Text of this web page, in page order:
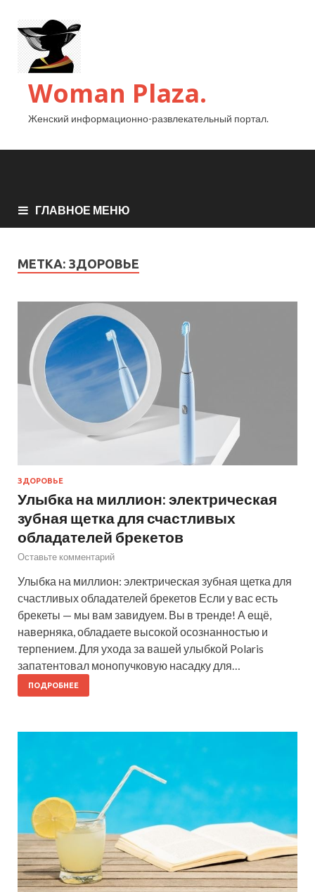
Woman Plaza.
Женский информационно-развлекательный портал.
ГЛАВНОЕ МЕНЮ
МЕТКА: ЗДОРОВЬЕ
ЗДОРОВЬЕ
Улыбка на миллион: электрическая
зубная щетка для счастливых
обладателей брекетов
Оставьте комментарий
Улыбка на миллион: электрическая зубная щетка для
счастливых обладателей брекетов Если у вас есть
брекеты — мы вам завидуем. Вы в тренде! А ещё,
наверняка, обладаете высокой осознанностью и
терпением. Для ухода за вашей улыбкой Polaris
запатентовал монопучковую насадку для…
ПОДРОБНЕЕ